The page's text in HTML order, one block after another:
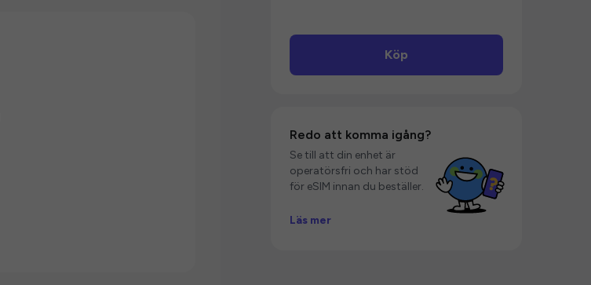
Köp
Redo att komma igång?
Se till att din enhet är
operatörsfri och har stöd
för eSIM innan du beställer.
Läs mer